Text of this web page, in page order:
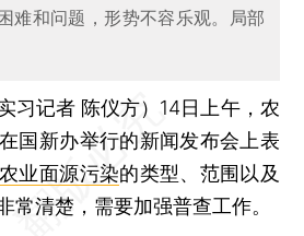
难和问题，形势不容乐观。局部
习记者 陈仪方） 14日上午，农
在国新办举行的新闻发布会上表
农业面源污染的类型、范围以及
常清楚，需要加强普查工作。